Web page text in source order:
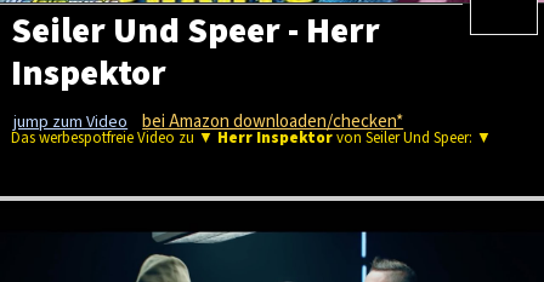
Seiler Und Speer - Herr
Inspektor
jump zum Video bei Amazon downloaden/checken*
Das werbespotfreie Video zu ▼ Herr Inspektorvon Seiler Und Speer: ▼